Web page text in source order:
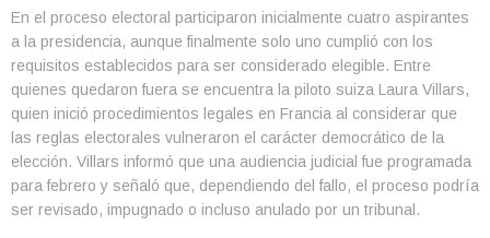
En el proceso electoral participaron inicialmente cuatro aspirantes
a la presidencia, aunque finalmente solo uno cumplió con los
requisitos establecidos para ser considerado elegible. Entre
quienes quedaron fuera se encuentra la piloto suiza Laura Villars,
quien inició procedimientos legales en Francia al considerar que
las reglas electorales vulneraron el carácter democrático de la
elección. Villars informó que una audiencia judicial fue programada
para febrero y señaló que, dependiendo del fallo, el proceso podría
ser revisado, impugnado o incluso anulado por un tribunal.